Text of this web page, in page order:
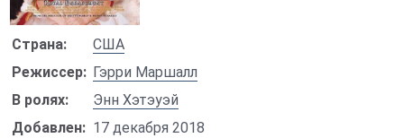
Страна:
США
Режиссер: Гэрри Маршалл
В ролях:
Энн Хэтэуэй
Добавлен: 17 декабря 2018